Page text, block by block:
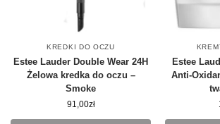
KREDKI DO OCZU
Estee Lauder Double Wear 24H
Żelowa kredka do oczu –
Smoke
91,00zł
Estee
Anti-